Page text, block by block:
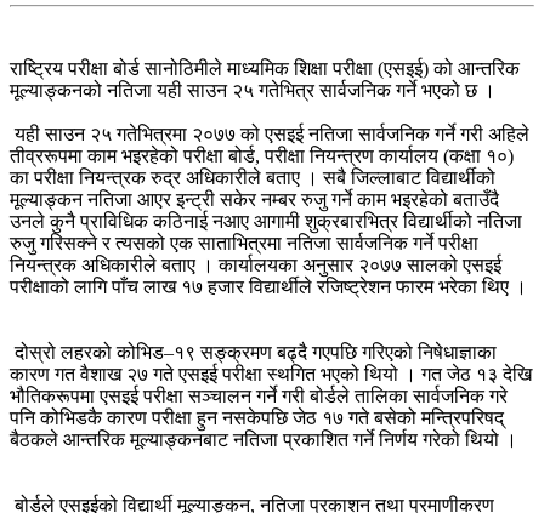
राष्ट्रिय परीक्षा बोर्ड सानोठिमीले माध्यमिक शिक्षा परीक्षा (एसइई) को आन्तरिक
मूल्याङ्कनको नतिजा यही साउन २५ गतेभित्र सार्वजनिक गर्ने भएको छ ।
यही साउन २५ गतेभित्रमा २०७७ को एसइई नतिजा सार्वजनिक गर्ने गरी अहिले
तीव्ररूपमा काम भइरहेको परीक्षा बोर्ड, परीक्षा नियन्त्रण कार्यालय (कक्षा १०)
का परीक्षा नियन्त्रक रुद्र अधिकारीले बताए । सबै जिल्लाबाट विद्यार्थीको
मूल्याङ्कन नतिजा आएर इन्ट्री सकेर नम्बर रुजु गर्ने काम भइरहेको बताउँदै
उनले कुनै प्राविधिक कठिनाई नआए आगामी शुक्रबारभित्र विद्यार्थीको नतिजा
रुजु गरिसक्ने र त्यसको एक साताभित्रमा नतिजा सार्वजनिक गर्ने परीक्षा
नियन्त्रक अधिकारीले बताए । कार्यालयका अनुसार २०७७ सालको एसइई
परीक्षाको लागि पाँच लाख १७ हजार विद्यार्थीले रजिष्ट्रेशन फारम भरेका थिए ।
दोस्रो लहरको कोभिड–१९ सङ्क्रमण बढ्दै गएपछि गरिएको निषेधाज्ञाका
कारण गत वैशाख २७ गते एसइई परीक्षा स्थगित भएको थियो । गत जेठ १३ देखि
भौतिकरूपमा एसइई परीक्षा सञ्चालन गर्ने गरी बोर्डले तालिका सार्वजनिक गरे
पनि कोभिडकै कारण परीक्षा हुन नसकेपछि जेठ १७ गते बसेको मन्त्रिपरिषद्
बैठकले आन्तरिक मूल्याङ्कनबाट नतिजा प्रकाशित गर्ने निर्णय गरेको थियो ।
बोर्डले एसइईको विद्यार्थी मूल्याङ्कन, नतिजा प्रकाशन तथा प्रमाणीकरण